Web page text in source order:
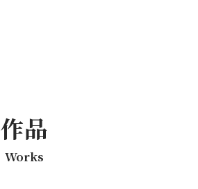
作品
Works